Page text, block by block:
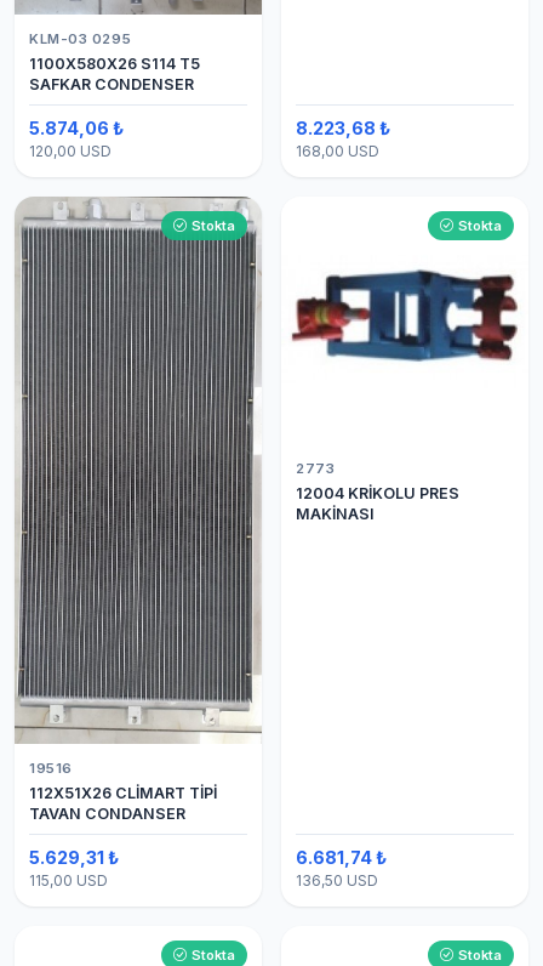
KLM-03 0295
1100X580X26 S114 T5
SAFKAR CONDENSER
5.874,06 ₺
120,00 USD
8.223,68 ₺
168,00 USD
Stokta
19516
112X51X26 CLİMART TİPİ
TAVAN CONDANSER
5.629,31 ₺
115,00 USD
Stokta
2773
12004 KRİKOLU PRES
MAKİNASI
6.681,74 ₺
136,50 USD
Stokta Stokta